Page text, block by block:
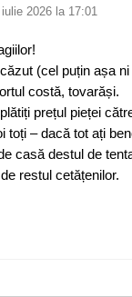
2026 la 17:01
(cel puțin așa
costă, tovarăși.
prețul pieței
toți – dacă tot ați
casă destul de
restul cetățenilor.